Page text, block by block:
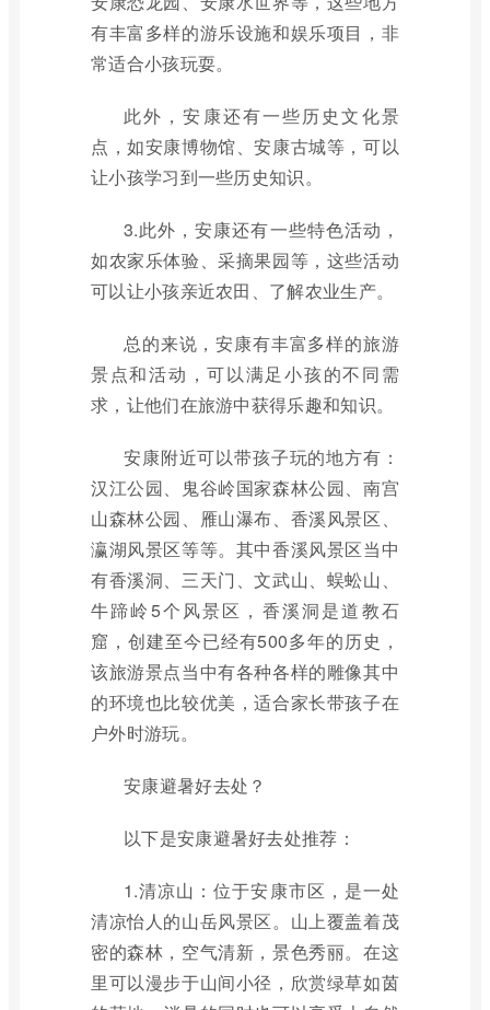
有丰富多样的游乐设施和娱乐项目，非
常适合小孩玩耍。
此外，安康还有一些历史文化景
点，如安康博物馆、安康古城等，可以
让小孩学习到一些历史知识。
3.此外，安康还有一些特色活动，
如农家乐体验、采摘果园等，这些活动
可以让小孩亲近农田、了解农业生产。
总的来说，安康有丰富多样的旅游
景点和活动，可以满足小孩的不同需
求，让他们在旅游中获得乐趣和知识。
安康附近可以带孩子玩的地方有：
汉江公园、鬼谷岭国家森林公园、南宫
山森林公园、雁山瀑布、香溪风景区、
瀛湖风景区等等。其中香溪风景区当中
有香溪洞、三天门、文武山、蜈蚣山、
牛蹄岭5个风景区，香溪洞是道教石
窟，创建至今已经有500多年的历史，
该旅游景点当中有各种各样的雕像其中
的环境也比较优美，适合家长带孩子在
户外时游玩。
安康避暑好去处？
以下是安康避暑好去处推荐：
1.清凉山：位于安康市区，是一处
清凉怡人的山岳风景区。山上覆盖着茂
密的森林，空气清新，景色秀丽。在这
里可以漫步于山间小径，欣赏绿草如茵